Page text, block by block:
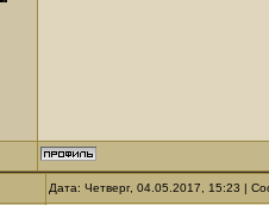
Дата: Четверг, 04.05.2017, 15:23 |